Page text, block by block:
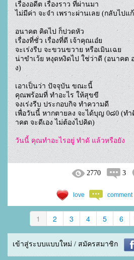
เรื่องอดีต เรื่องราว ที่ผ่านมา
ไม่มีค่า จะจำ เพราะผ่านเลย (กลับไปแ
อนาคต คิดไป ก็ปวดหัว
เรื่องที่ชั่ว เรื่องที่ดี เจ้าคุณเอ๋ย
จะเร่งรีบ จะขวนขวาย หรือเมินเฉย
น่าขำเว้ย หงุดหงิดไป ใช่ว่าดี (อนาคต
ง)
เอาเป็นว่า ปัจจุบัน ขณะนี้
คุณพร้อมที่ ทำอะไร ให้สุขขี
จงเร่งรีบ ประกอบกิจ ทำความดี
เพื่อวันนี้ หากตายลง จะได้บุญ 0๘0 (
าคต จะดีเอง ไม่ต้องไปคิด)
วันนี้ คุณทำอะไรอยู่ ทำดั แล้วหรือยัง
2770 3
love comment
1 2 3 4 5 6
เข้าสู่ระบบแบบใหม่ / สมัครสมาชิก